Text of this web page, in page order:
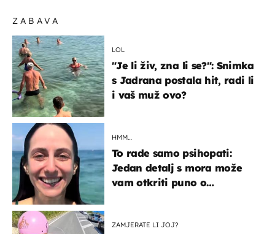
ZABAVA
LOL
"Je li živ, zna li se?": Snimka
s Jadrana postala hit, radi li
i vaš muž ovo?
HMM…
To rade samo psihopati:
Jedan detalj s mora može
vam otkriti puno o
ZAMJERATE LI JOJ?